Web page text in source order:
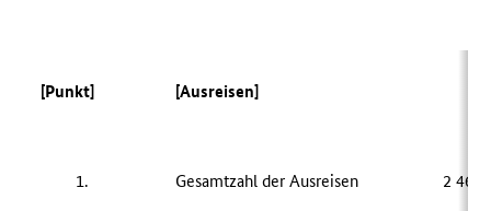
[Punkt] [Ausreisen]
1. Gesamtzahl der Ausreisen 2 468